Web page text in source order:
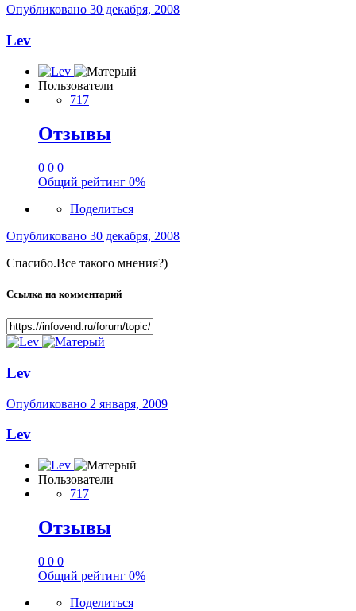
Опубликовано 30 декабря, 2008
Lev
Пользователи
717
Отзывы
0 0 0
Общий рейтинг 0%
Поделиться
Опубликовано 30 декабря, 2008
Спасибо.Все такого мнения?)
Ссылка на комментарий
Lev
Опубликовано 2 января, 2009
Lev
Пользователи
717
Отзывы
0 0 0
Общий рейтинг 0%
Поделиться